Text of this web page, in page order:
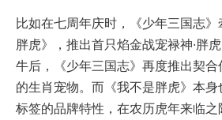
比如在七周年庆时，《少年三国志
胖虎》，推出首只焰金战宠禄神·胖
牛后，《少年三国志》再度推出契
的生肖宠物。而《我不是胖虎》本
标签的品牌特性，在农历虎年来临